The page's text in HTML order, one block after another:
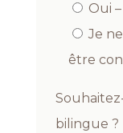
Oui
Je
être
bilingue ?